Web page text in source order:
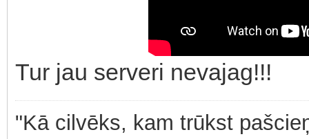
Tur jau serveri nevajag!!!
"Kā cilvēks, kam trūkst